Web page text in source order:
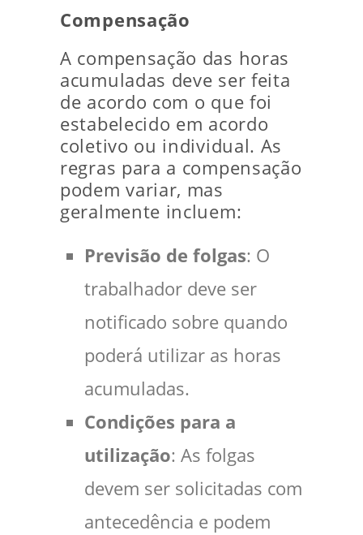
Compensação
A compensação das horas
acumuladas deve ser feita
de acordo com o que foi
estabelecido em acordo
coletivo ou individual. As
regras para a compensação
podem variar, mas
geralmente incluem:
Previsão de folgas: O
trabalhador deve ser
notificado sobre quando
poderá utilizar as horas
acumuladas.
Condições para a
utilização: As folgas
devem ser solicitadas com
antecedência e podem